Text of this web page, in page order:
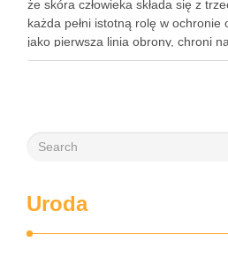
że skóra człowieka składa się z
każda pełni istotną rolę w ochronie
jako pierwsza linia obrony, chroni
czynnikami zewnętrznymi, a
Uroda